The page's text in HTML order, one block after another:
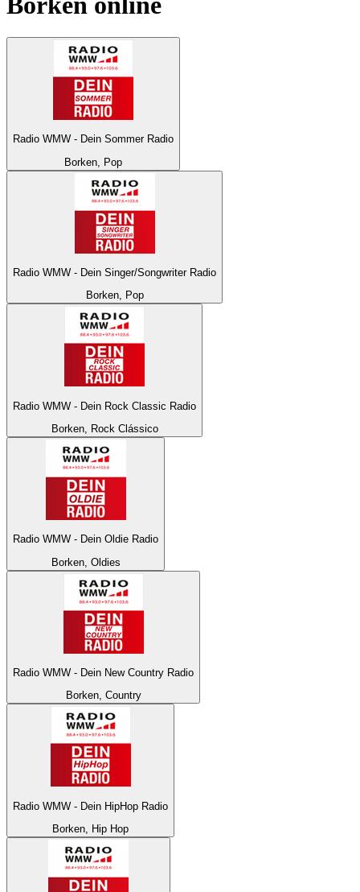
Radio WMW - Dein Sommer Radio
Borken, Pop
Radio WMW - Dein Singer/Songwriter Radio
Borken, Pop
Radio WMW - Dein Rock Classic Radio
Borken, Rock Clássico
Radio WMW - Dein Oldie Radio
Borken, Oldies
Radio WMW - Dein New Country Radio
Borken, Country
Radio WMW - Dein HipHop Radio
Borken, Hip Hop